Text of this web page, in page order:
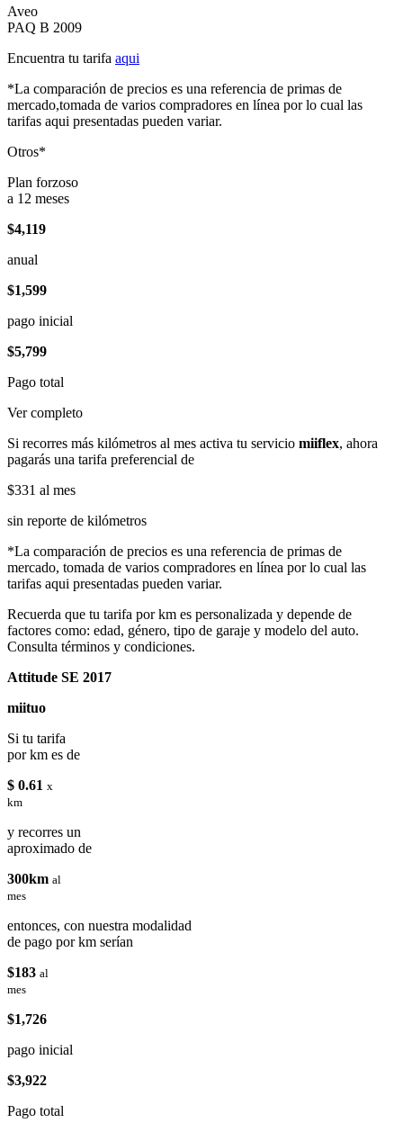
Aveo
PAQ B 2009
Encuentra tu tarifa aqui
*La comparación de precios es una referencia de primas de
mercado,tomada de varios compradores en línea por lo cual las
tarifas aqui presentadas pueden variar.
Otros*
Plan forzoso
a 12 meses
$4,119
anual
$1,599
pago inicial
$5,799
Pago total
Ver completo
Si recorres más kilómetros al mes activa tu servicio miiflex, ahora
pagarás una tarifa preferencial de
$331 al mes
sin reporte de kilómetros
*La comparación de precios es una referencia de primas de
mercado, tomada de varios compradores en línea por lo cual las
tarifas aqui presentadas pueden variar.
Recuerda que tu tarifa por km es personalizada y depende de
factores como: edad, género, tipo de garaje y modelo del auto.
Consulta términos y condiciones.
Attitude SE 2017
miituo
Si tu tarifa
por km es de
$ 0.61 x
km
y recorres un
aproximado de
300km al
mes
entonces, con nuestra modalidad
de pago por km serían
$183 al
mes
$1,726
pago inicial
$3,922
Pago total